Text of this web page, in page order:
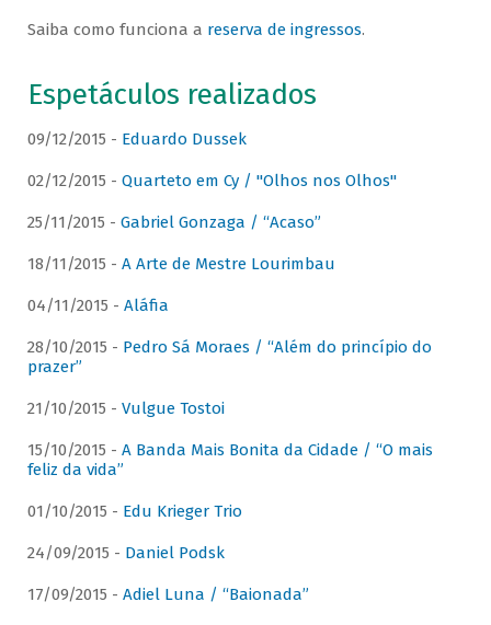
Saiba como funciona a reserva de ingressos.
Espetáculos realizados
09/12/2015 - Eduardo Dussek
02/12/2015 - Quarteto em Cy / "Olhos nos Olhos"
25/11/2015 - Gabriel Gonzaga / “Acaso”
18/11/2015 - A Arte de Mestre Lourimbau
04/11/2015 - Aláfia
28/10/2015 - Pedro Sá Moraes / “Além do princípio do
prazer”
21/10/2015 - Vulgue Tostoi
15/10/2015 - A Banda Mais Bonita da Cidade / “O mais
feliz da vida”
01/10/2015 - Edu Krieger Trio
24/09/2015 - Daniel Podsk
17/09/2015 - Adiel Luna / “Baionada”